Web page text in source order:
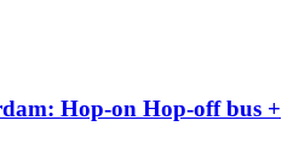
Hop-on Hop-off bus +